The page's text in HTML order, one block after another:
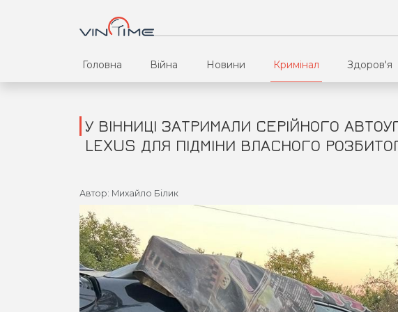
Головна Війна Новини Кримінал Здоров'я
У ВІННИЦІ ЗАТРИМАЛИ СЕРІЙНОГО
LEXUS ДЛЯ ПІДМІНИ ВЛАСНОГО
Автор: Михайло Білик